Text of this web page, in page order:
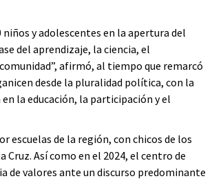
y adolescentes en la apertura del
del aprendizaje, la ciencia, el
afirmó, al tiempo que remarcó
desde la pluralidad política, con la
la educación, la participación y el
escuelas de la región, con chicos de los
Así como en el 2024, el centro de
de valores ante un discurso predominante